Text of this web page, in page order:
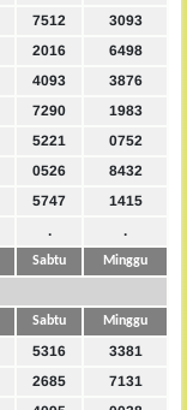
7512
3093
2016
6498
4093
3876
7290
1983
5221
0752
0526
8432
5747
1415
. .
Sabtu Minggu
Sabtu Minggu
5316
3381
2685
7131